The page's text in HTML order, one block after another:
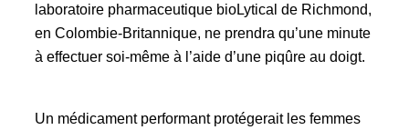
laboratoire pharmaceutique bioLytical de Richmond,
en Colombie-Britannique, ne prendra qu’une minute
à effectuer soi-même à l’aide d’une piqûre au doigt.
Un médicament performant protégerait les femmes